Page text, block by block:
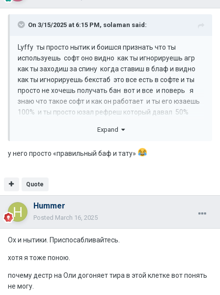
On 3/15/2025 at 6:15 PM, solaman said:
Lyffy ты просто нытик и боишся признать что ты
используешь софт оно видно как ты игнорируешь агр
как ты заходиш за спину когда ставиш в блаф и видно
как ты игнорируешь бекстаб это все есть в софте и ты
просто не хочешь получать бан вот и все и поверь я
знаю что такое софт и как он работает и ты его юзаешь
100% и ты просто юзал рефреш который давал 50%
пользовался а щас пофиксили рефреш и как тебе
Expand
у него просто «правильный баф и тату»
Quote
Hummer
Posted March 16, 2025
Ох и нытики. Приспосабливайтесь.
хотя я тоже поною.
почему дестр на Оли догоняет тира в этой клетке вот понять
не могу.